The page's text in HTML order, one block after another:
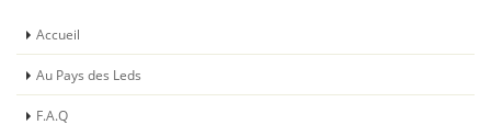
Accueil
Au Pays des Leds
F.A.Q